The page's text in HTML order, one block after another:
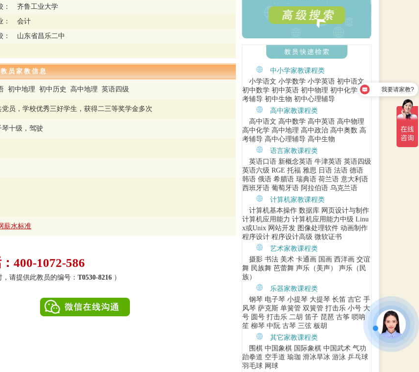
齐鲁工业大学
：
会计
山东省昌乐二中
教 员 家 教 信 息
初中地理 初中历史 高中地理 英语四级
员，学校优秀三好学生，获得二三等奖学金多次
十级，驾驶
薪水标准
400-1072-586
，请提供此教员的编号： T0530-8216）
中小学家教课程类
小学语文 小学数学 小学英语 初中语文
初中数学 初中英语 初中物理 初中化学 中
考辅导 初中生物 初中心理辅导
高中家教课程类
高中语文 高中数学 高中英语 高中物理
高中化学 高中地理 高中政治 高中奥数 高
考辅导 高中心理辅导 高中生物
语言家教课程类
英语口语 新概念英语 牛津英语 英语四级
英语六级 RGE 托福 雅思 日语 法语 德语
韩语 俄语 希腊语 瑞典语 荷兰语 意大利语
西班牙语 葡萄牙语 阿拉伯语 乌克兰语
计算机家教课程类
计算机基本操作 数据库 网页设计与制作
计算机应用能力 计算机应用能力中级 Linu
x或Unix 网站开发 图像处理软件 动画制作
程序设计 程序设计高级 微软证书
艺术家教课程类
摄影 书法 美术 卡通画 国画 西洋画 交谊
舞 民族舞 芭蕾舞 声乐（美声）
声乐（民
族）
乐器家教课程类
钢琴 电子琴 小提琴 大提琴 长笛 吉它 手
风琴 萨克斯 单簧管 双簧管 打击乐 小号 大
号 圆号 打击乐 二胡 笛子 琵琶 古筝 唢呐
笙 柳琴 中阮 古琴 三弦 板胡
其它家教课程类
围棋 中国象棋 国际象棋 中国武术 气功
跆拳道 空手道 瑜珈 滑冰旱冰 游泳 乒乓球
羽毛球 网球
我要请家教?